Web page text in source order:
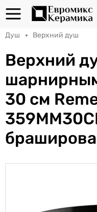
Душ Верхний душ
Верхний
30 см